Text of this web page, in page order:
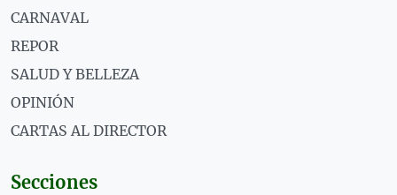
CARNAVAL
REPOR
SALUD Y BELLEZA
OPINIÓN
CARTAS AL DIRECTOR
Secciones